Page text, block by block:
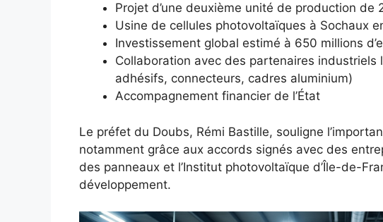
Projet d’une deuxième unité de production de
Usine de cellules photovoltaïques à Sochaux
Investissement global estimé à 650 millions
Collaboration avec des partenaires industriels
adhésifs, connecteurs, cadres aluminium)
Accompagnement financier de l’État
Le préfet du Doubs, Rémi Bastille, souligne
notamment grâce aux accords signés avec des
des panneaux et l’Institut photovoltaïque d’Île-de-
développement.